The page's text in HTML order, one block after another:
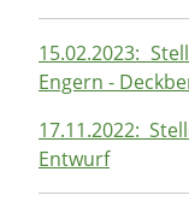
15.02.2023:
Engern -
17.11.2022:
Entwurf